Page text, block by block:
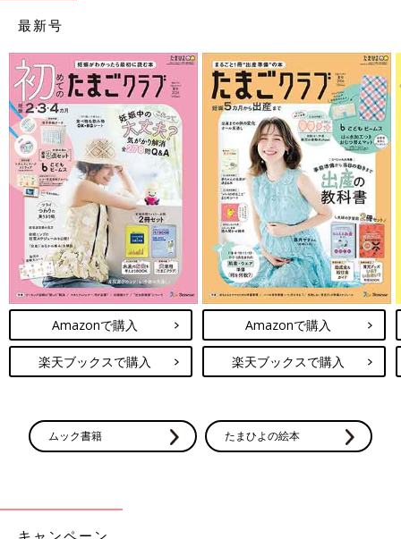
最新号
Amazonで購入
楽天ブックスで購入
Amazonで購入
楽天ブックスで購入
ムック書籍 たまひよの絵本